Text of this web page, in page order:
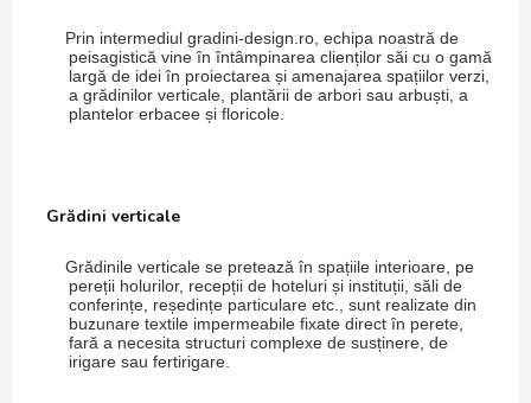
Prin intermediul gradini-design.ro, echipa noastră de
peisagistică vine în întâmpinarea clienților săi cu o gamă
largă de idei în proiectarea și amenajarea spațiilor verzi,
a grădinilor verticale, plantării de arbori sau arbuști, a
plantelor erbacee și floricole.
Grădini verticale
Grădinile verticale se pretează în spațiile interioare, pe
pereții holurilor, recepții de hoteluri și instituții, săli de
conferințe, reședințe particulare etc., sunt realizate din
buzunare textile impermeabile fixate direct în perete,
fară a necesita structuri complexe de susținere, de
irigare sau fertirigare.